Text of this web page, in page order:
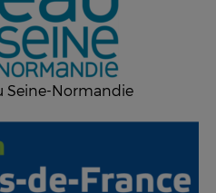
Seine-Normandie